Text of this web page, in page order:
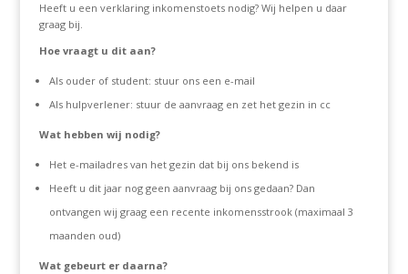
Heeft u een verklaring inkomenstoets nodig? Wij helpen u daar
graag bij.
Hoe vraagt u dit aan?
Als ouder of student: stuur ons een e-mail
Als hulpverlener: stuur de aanvraag en zet het gezin in cc
Wat hebben wij nodig?
Het e-mailadres van het gezin dat bij ons bekend is
Heeft u dit jaar nog geen aanvraag bij ons gedaan? Dan
ontvangen wij graag een recente inkomensstrook (maximaal 3
maanden oud)
Wat gebeurt er daarna?